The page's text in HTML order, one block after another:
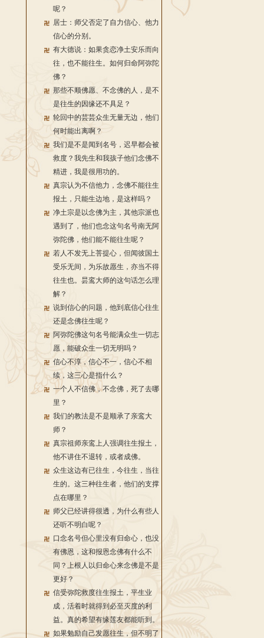
呢？
居士：师父否定了自力信心、他力
信心的分别。
有大德说：如果贪恋净土安乐而向
往，也不能往生。如何归命阿弥陀
佛？
那些不顺佛愿、不念佛的人，是不
是往生的因缘还不具足？
轮回中的芸芸众生无量无边，他们
何时能出离啊？
我们是不是闻到名号，迟早都会被
救度？我先生和我孩子他们念佛不
精进，我是很用功的。
真宗认为不信他力，念佛不能往生
报土，只能生边地，是这样吗？
净土宗是以念佛为主，其他宗派也
遇到了，他们也念这句名号南无阿
弥陀佛，他们能不能往生呢？
若人不发无上菩提心，但闻彼国土
受乐无间，为乐故愿生，亦当不得
往生也。昙鸾大师的这句话怎么理
解？
说到信心的问题，他到底信心往生
还是念佛往生呢？
阿弥陀佛这句名号能满众生一切志
愿，能破众生一切无明吗？
信心不淳，信心不一，信心不相
续，这三心是指什么？
一个人不信佛，不念佛，死了去哪
里？
我们的教法是不是顺承了亲鸾大
师？
真宗祖师亲鸾上人强调往生报土，
他不讲住不退转，或者成佛。
众生这边有已往生，今往生，当往
生的。这三种往生者，他们的支撑
点在哪里？
师父已经讲得很透，为什么有些人
还听不明白呢？
口念名号但心里没有归命心，也没
有佛恩，这和报恩念佛有什么不
同？上根人以归命心来念佛是不是
更好？
信受弥陀救度往生报土，平生业
成，活着时就得到必至灭度的利
益。真的希望有缘莲友都能听到。
如果勉励自己发愿往生，但不明了